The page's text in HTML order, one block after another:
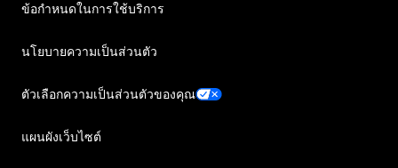
ข้อกำหนดในการใช้บริการ
นโยบายความเป็นส่วนตัว
ตัวเลือกความเป็นส่วนตัวของคุณ
แผนผังเว็บไซต์